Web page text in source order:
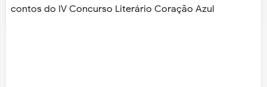
contos do IV Concurso Literário Coração Azul